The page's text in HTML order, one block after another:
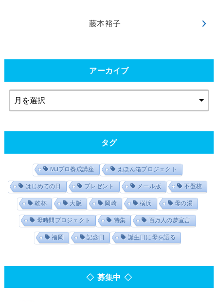
藤本裕子
アーカイブ
タグ
MJプロ養成講座 えほん箱プロジェクト
はじめての日 プレゼント メール版 不登校
乾杯 大阪 岡崎 横浜 母の湯
母時間プロジェクト 特集 百万人の夢宣言
福岡 記念日 誕生日に母を語る
◇ 募集中 ◇